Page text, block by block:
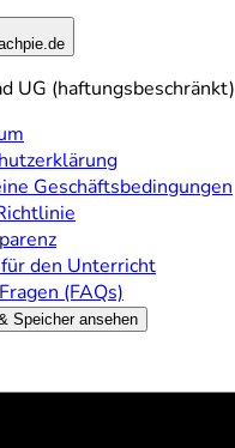
UG (haftungsbeschränkt)
Geschäftsbedingungen
den Unterricht
(FAQs)
Speicher ansehen